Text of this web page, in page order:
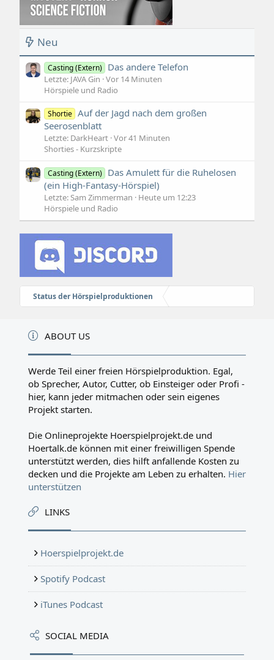
Neu
Casting (Extern) Das andere Telefon
Letzte: JAVA Gin Vor 14 Minuten
Hörspiele und Radio
Shortie Auf der Jagd nach dem großen
Seerosenblatt
Letzte: DarkHeart Vor 41 Minuten
Shorties - Kurzskripte
Casting (Extern)
Das Amulett für die Ruhelosen
(ein High-Fantasy-Hörspiel)
Letzte: Sam Zimmerman
Heute um 12:23
Hörspiele und Radio
Status der Hörspielproduktionen
ABOUT US
Werde Teil einer freien Hörspielproduktion. Egal,
ob Sprecher, Autor, Cutter, ob Einsteiger oder Profi -
hier, kann jeder mitmachen oder sein eigenes
Projekt starten.
Die Onlineprojekte Hoerspielprojekt.de und
Hoertalk.de können mit einer freiwilligen Spende
unterstützt werden, dies hilft anfallende Kosten zu
decken und die Projekte am Leben zu erhalten. Hier
unterstützen
LINKS
Hoerspielprojekt.de
Spotify Podcast
iTunes Podcast
SOCIAL MEDIA